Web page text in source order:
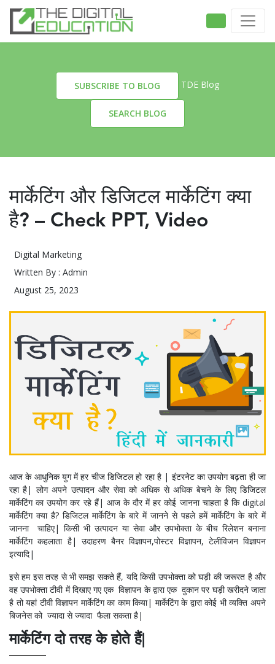
SUBSCRIBE TO BLOG TDE Blog
SEARCH BLOG
मार्केटिंग और डिजिटल मार्केटिंग क्या
है? – Check PPT, Video
Digital Marketing
Written By : Admin
August 25, 2023
आज के आधुनिक युग में हर चीज डिजिटल हो रहा है | इंटरनेट का उपयोग बढ़ता ही जा
रहा है| लोग अपने उत्पादन और सेवा को अधिक से अधिक बेचने के लिए डिजिटल
मार्केटिंग का उपयोग कर रहे हैं| आज के दौर में हर कोई जानना चाहता है कि digital
मार्केटिंग क्या है? डिजिटल मार्केटिंग के बारे में जानने से पहले हमें मार्केटिंग के बारे में
जानना चाहिए| किसी भी उत्पादन या सेवा और उपभोक्ता के बीच रिलेशन बनाना
मार्केटिंग कहलाता है| उदाहरण बैनर विज्ञापन,पोस्टर विज्ञापन, टेलीविजन विज्ञापन
इत्यादि|
इसे हम इस तरह से भी समझ सकते हैं, यदि किसी उपभोक्ता को घड़ी की जरूरत है और
वह उपभोक्ता टीवी में दिखाए गए एक विज्ञापन के द्वारा एक दुकान पर घड़ी खरीदने जाता
है तो यहां टीवी विज्ञापन मार्केटिंग का काम किया| मार्केटिंग के द्वारा कोई भी व्यक्ति अपने
बिजनेस को ज्यादा से ज्यादा फैला सकता है|
मार्केटिंग दो तरह के होते हैं|